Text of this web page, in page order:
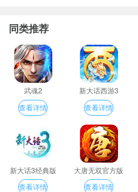
同类推荐
武魂2
查看详情
新大话西游3
查看详情
新大话3经典版
查看详情
大唐无双官方版
查看详情